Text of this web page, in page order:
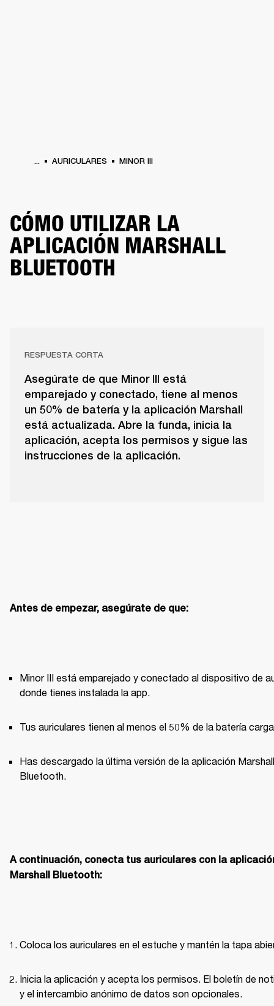
... AURICULARES MINOR III
CÓMO UTILIZAR LA
APLICACIÓN MARSHALL
BLUETOOTH
RESPUESTA CORTA
Asegúrate de que Minor III está
emparejado y conectado, tiene al menos
un 50% de batería y la aplicación Marshall
está actualizada. Abre la funda, inicia la
aplicación, acepta los permisos y sigue las
instrucciones de la aplicación.
Antes de empezar, asegúrate de que:
Minor III está emparejado y conectado al dispositivo de
donde tienes instalada la app.
Tus auriculares tienen al menos el 50% de la batería
Has descargado la última versión de la aplicación Marshall
Bluetooth.
A continuación, conecta tus auriculares con la
Marshall Bluetooth:
Coloca los auriculares en el estuche y mantén la tapa
Inicia la aplicación y acepta los permisos. El boletín de
y el intercambio anónimo de datos son opcionales.